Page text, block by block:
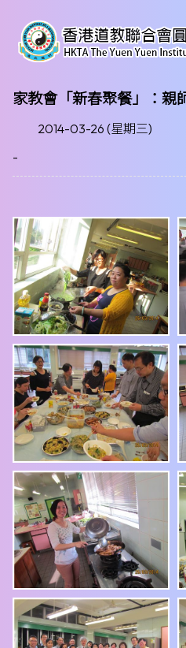
家教會「新春聚餐」：親
2014-03-26 (星期三)
-